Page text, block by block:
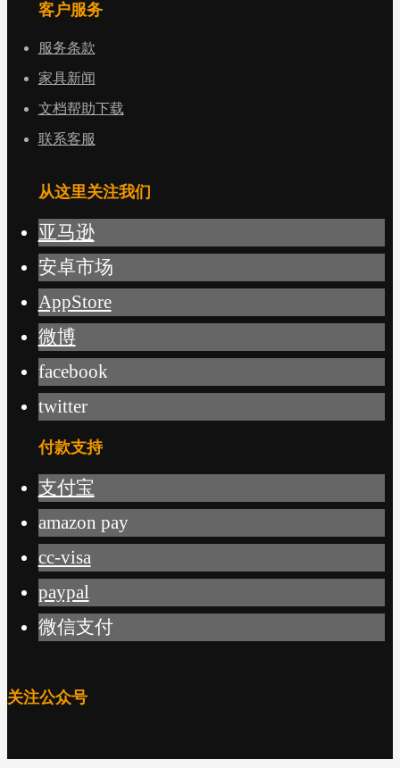
客户服务
服务条款
家具新闻
文档帮助下载
联系客服
从这里关注我们
亚马逊
安卓市场
AppStore
微博
facebook
twitter
付款支持
支付宝
amazon pay
cc-visa
paypal
微信支付
关注公众号